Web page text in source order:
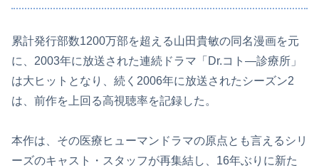
累計発行部数1200万部を超える山田貴敏の同名漫画を元
に、2003年に放送された連続ドラマ「Dr.コト―診療所」
は大ヒットとなり、続く2006年に放送されたシーズン2
は、前作を上回る高視聴率を記録した。
本作は、その医療ヒューマンドラマの原点とも言えるシリ
ーズのキャスト・スタッフが再集結し、16年ぶりに新た